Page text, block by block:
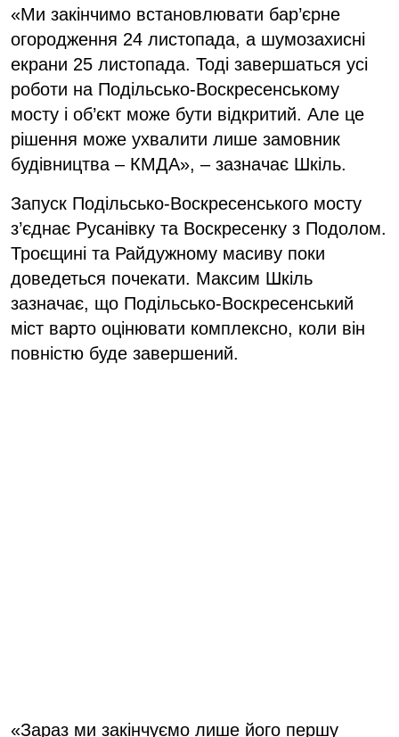
«Ми закінчимо встановлювати бар’єрне
огородження 24 листопада, а шумозахисні
екрани 25 листопада. Тоді завершаться усі
роботи на Подільсько-Воскресенському
мосту і об’єкт може бути відкритий. Але це
рішення може ухвалити лише замовник
будівництва – КМДА», – зазначає Шкіль.
Запуск Подільсько-Воскресенського мосту
з’єднає Русанівку та Воскресенку з Подолом.
Троєщині та Райдужному масиву поки
доведеться почекати. Максим Шкіль
зазначає, що Подільсько-Воскресенський
міст варто оцінювати комплексно, коли він
повністю буде завершений.
«Зараз ми закінчуємо лише його першу